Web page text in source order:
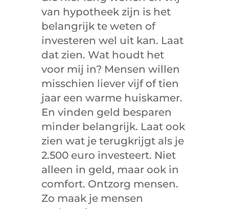
van hypotheek zijn is het
belangrijk te weten of
investeren wel uit kan. Laat
dat zien. Wat houdt het
voor mij in? Mensen willen
misschien liever vijf of tien
jaar een warme huiskamer.
En vinden geld besparen
minder belangrijk. Laat ook
zien wat je terugkrijgt als je
2.500 euro investeert. Niet
alleen in geld, maar ook in
comfort. Ontzorg mensen.
Zo maak je mensen